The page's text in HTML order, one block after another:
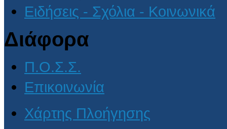
Ειδήσεις - Σχόλια - Κοινωνικά
Διάφορα
Π.Ο.Σ.Σ.
Επικοινωνία
Χάρτης Πλοήγησης